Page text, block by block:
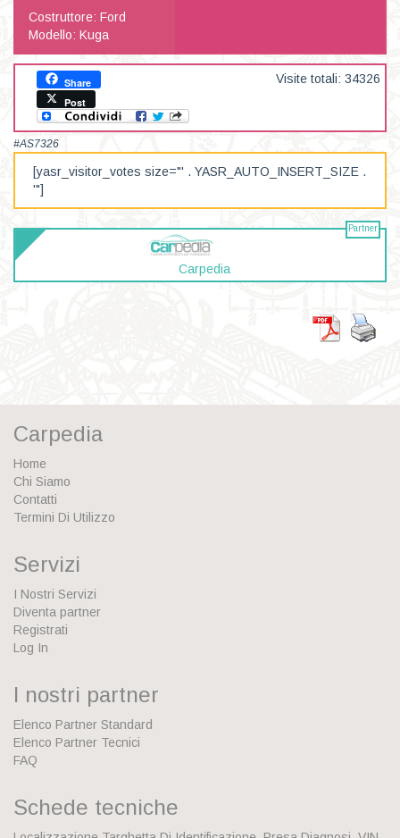
Costruttore: Ford
Modello: Kuga
Share
Post
Visite totali: 34326
#AS7326
[yasr_visitor_votes size="' . YASR_AUTO_INSERT_SIZE .
'"]
Partner
Carpedia
Carpedia
Home
Chi Siamo
Contatti
Termini Di Utilizzo
Servizi
I Nostri Servizi
Diventa partner
Registrati
Log In
I nostri partner
Elenco Partner Standard
Elenco Partner Tecnici
FAQ
Schede tecniche